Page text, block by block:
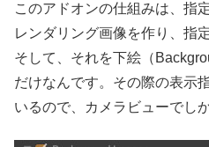
このアドオンの仕組みは、指
レンダリング画像を作り、指
そして、それを下絵（
だけなんです。その際の表示
いるので、カメラビューでし